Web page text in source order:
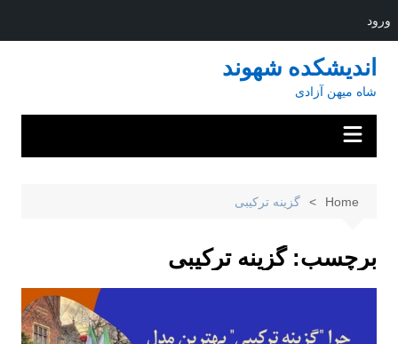
ورود
content
اندیشکده شهوند
شاه میهن آزادی
Home گزینه ترکیبی
برچسب:گزینه ترکیبی